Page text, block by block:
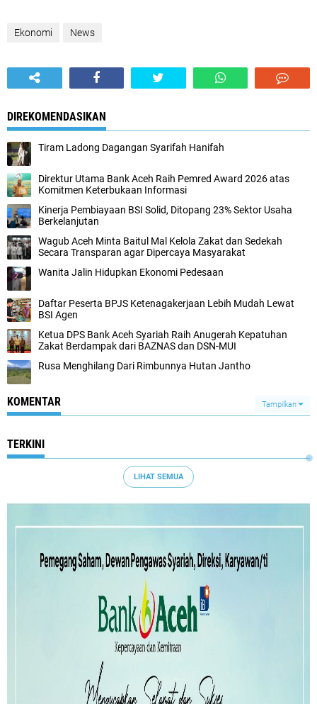
Ekonomi News
DIREKOMENDASIKAN
Tiram Ladong Dagangan Syarifah Hanifah
Direktur Utama Bank Aceh Raih Pemred Award 2026 atas
Komitmen Keterbukaan Informasi
Kinerja Pembiayaan BSI Solid, Ditopang 23% Sektor Usaha
Berkelanjutan
Wagub Aceh Minta Baitul Mal Kelola Zakat dan Sedekah
Secara Transparan agar Dipercaya Masyarakat
Wanita Jalin Hidupkan Ekonomi Pedesaan
Daftar Peserta BPJS Ketenagakerjaan Lebih Mudah Lewat
BSI Agen
Ketua DPS Bank Aceh Syariah Raih Anugerah Kepatuhan
Zakat Berdampak dari BAZNAS dan DSN-MUI
Rusa Menghilang Dari Rimbunnya Hutan Jantho
KOMENTAR Tampilkan
TERKINI
LIHAT SEMUA